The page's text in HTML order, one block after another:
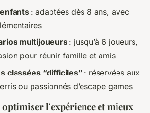
: adaptées dès 8 ans, avec
multijoueurs : jusqu’à 6 joueurs,
pour réunir famille et amis
classées “difficiles” : réservées aux
ou passionnés d’escape games
l’expérience et mieux